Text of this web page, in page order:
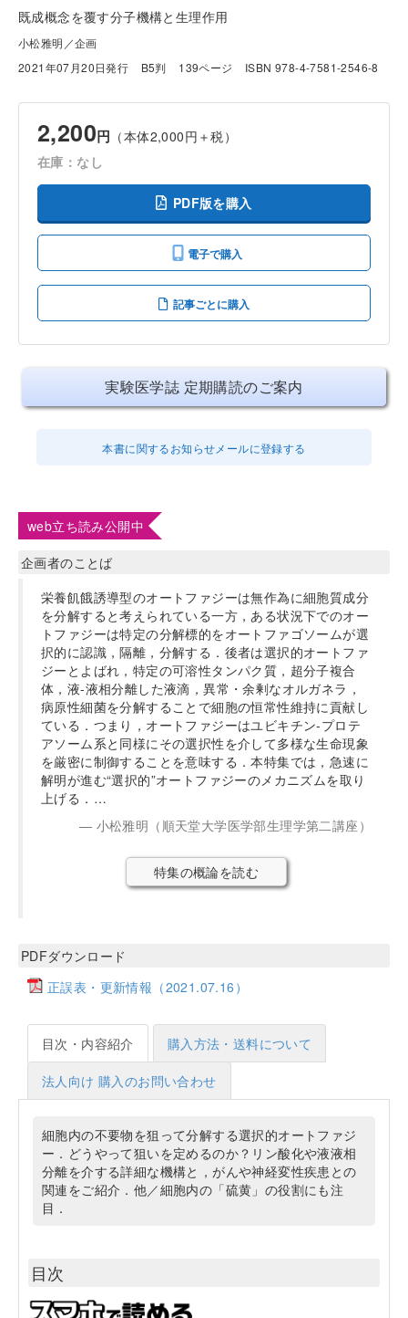
既成概念を覆す分子機構と生理作用
小松雅明／企画
2021年07月20日発行
B5判 139ページ ISBN 978-4-7581-2546-8
2,200円 （本体2,000円＋税）
在庫：なし
PDF版を購入
電子で購入
記事ごとに購入
実験医学誌 定期購読のご案内
本書に関するお知らせメールに登録する
web立ち読み公開中
企画者のことば
栄養飢餓誘導型のオートファジーは無作為に細胞質成分
を分解すると考えられている一方，ある状況下でのオー
トファジーは特定の分解標的をオートファゴソームが選
択的に認識，隔離，分解する．後者は選択的オートファ
ジーとよばれ，特定の可溶性タンパク質，超分子複合
体，液-液相分離した液滴，異常・余剰なオルガネラ，
病原性細菌を分解することで細胞の恒常性維持に貢献し
ている．つまり，オートファジーはユビキチン-プロテ
アソーム系と同様にその選択性を介して多様な生命現象
を厳密に制御することを意味する．本特集では，急速に
解明が進む“選択的”オートファジーのメカニズムを取り
上げる．…
小松雅明（順天堂大学医学部生理学第二講座）
特集の概論を読む
PDFダウンロード
正誤表・更新情報（2021.07.16）
目次・内容紹介 購入方法・送料について
法人向け 購入のお問い合わせ
細胞内の不要物を狙って分解する選択的オートファジ
ー．どうやって狙いを定めるのか？リン酸化や液液相
分離を介する詳細な機構と，がんや神経変性疾患との
関連をご紹介．他／細胞内の「硫黄」の役割にも注
目．
目次